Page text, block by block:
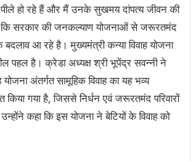
हो रहे हैं और मैं उनके सुखमय दांपत्य जीवन की
कि सरकार की जनकल्याण योजनाओं से जरूरतमंद
बदलाव आ रहे है। मुख्यमंत्री कन्या विवाह योजना
पहल है। क्रेडा अध्यक्ष श्री भूपेंद्र सवन्नी ने
योजना अंतर्गत सामूहिक विवाह का यह भव्य
गया है, जिससे निर्धन एवं जरूरतमंद परिवारों
कहा कि इस योजना ने बेटियों के विवाह को